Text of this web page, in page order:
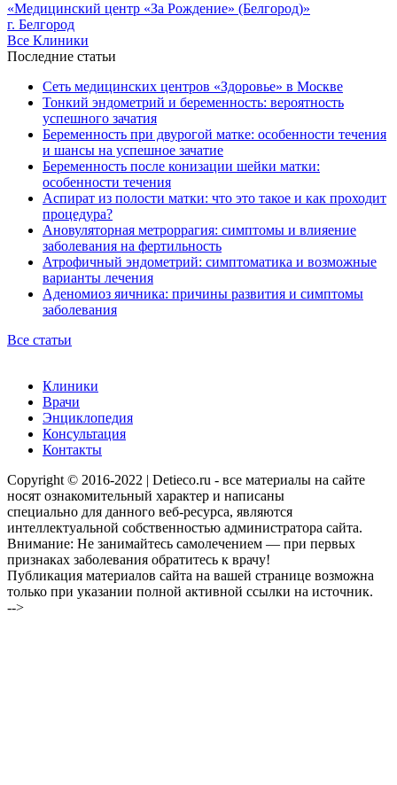
«Медицинский центр «За Рождение» (Белгород)»
г. Белгород
Все Клиники
Последние статьи
Сеть медицинских центров «Здоровье» в Москве
Тонкий эндометрий и беременность: вероятность
успешного зачатия
Беременность при двурогой матке: особенности течения
и шансы на успешное зачатие
Беременность после конизации шейки матки:
особенности течения
Аспират из полости матки: что это такое и как проходит
процедура?
Ановуляторная метроррагия: симптомы и влияение
заболевания на фертильность
Атрофичный эндометрий: симптоматика и возможные
варианты лечения
Аденомиоз яичника: причины развития и симптомы
заболевания
Все статьи
Клиники
Врачи
Энциклопедия
Консультация
Контакты
Copyright © 2016-2022 | Detieco.ru - все материалы на сайте
носят ознакомительный характер и написаны
специально для данного веб-ресурса, являются
интеллектуальной собственностью администратора сайта.
Внимание: Не занимайтесь самолечением — при первых
признаках заболевания обратитесь к врачу!
Публикация материалов сайта на вашей странице возможна
только при указании полной активной ссылки на источник.
-->